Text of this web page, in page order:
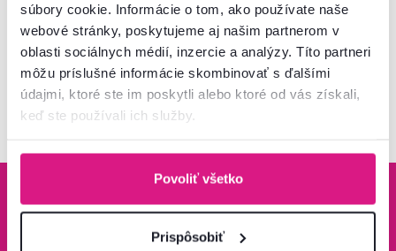
súbory cookie. Informácie o tom, ako používate naše
webové stránky, poskytujeme aj našim partnerom v
oblasti sociálnych médií, inzercie a analýzy. Títo partneri
môžu príslušné informácie skombinovať s ďalšími
údajmi, ktoré ste im poskytli alebo ktoré od vás získali,
keď ste používali ich služby.
Povoliť všetko
Prispôsobiť
Pozreli ste 5produktov z5